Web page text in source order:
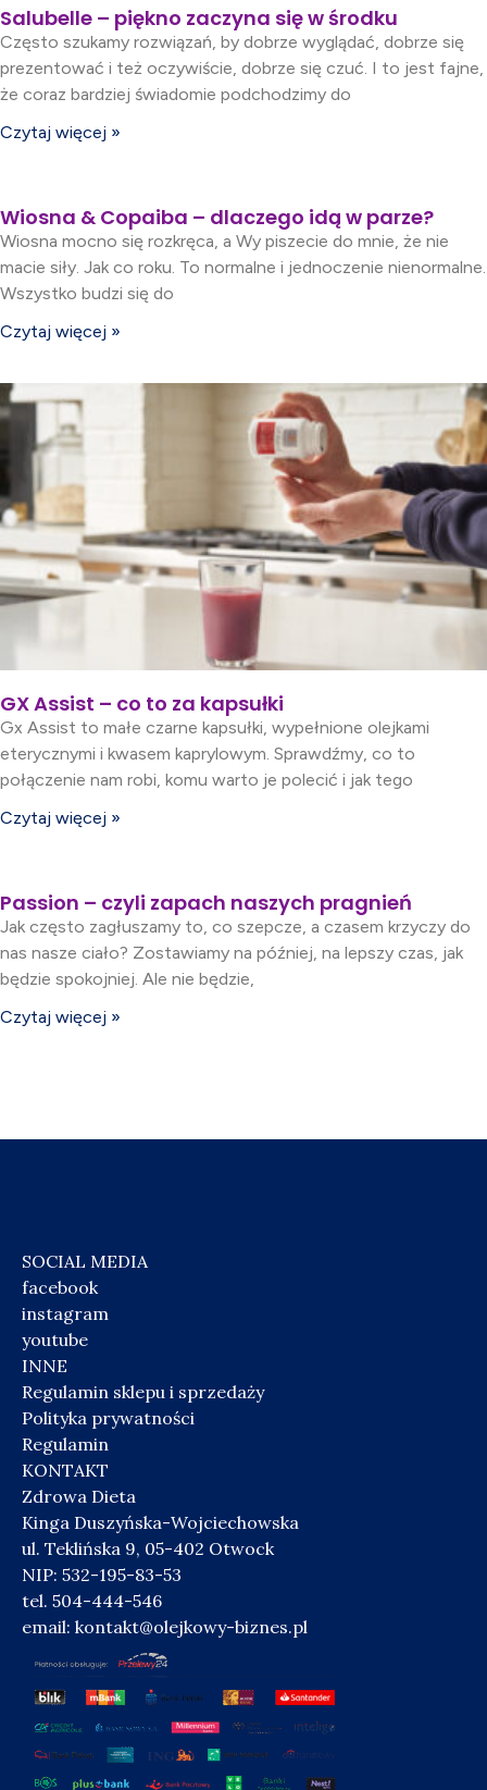
Salubelle – piękno zaczyna się w środku
Często szukamy rozwiązań, by dobrze wyglądać, dobrze się
prezentować i też oczywiście, dobrze się czuć. I to jest fajne,
że coraz bardziej świadomie podchodzimy do
Czytaj więcej »
Wiosna & Copaiba – dlaczego idą w parze?
Wiosna mocno się rozkręca, a Wy piszecie do mnie, że nie
macie siły. Jak co roku. To normalne i jednoczenie nienormalne.
Wszystko budzi się do
Czytaj więcej »
GX Assist – co to za kapsułki
Gx Assist to małe czarne kapsułki, wypełnione olejkami
eterycznymi i kwasem kaprylowym. Sprawdźmy, co to
połączenie nam robi, komu warto je polecić i jak tego
Czytaj więcej »
Passion – czyli zapach naszych pragnień
Jak często zagłuszamy to, co szepcze, a czasem krzyczy do
nas nasze ciało? Zostawiamy na później, na lepszy czas, jak
będzie spokojniej. Ale nie będzie,
Czytaj więcej »
SOCIAL MEDIA
facebook
instagram
youtube
INNE
Regulamin sklepu i sprzedaży
Polityka prywatności
Regulamin
KONTAKT
Zdrowa Dieta
Kinga Duszyńska-Wojciechowska
ul. Teklińska 9, 05-402 Otwock
NIP: 532-195-83-53
tel. 504-444-546
email: kontakt@olejkowy-biznes.pl